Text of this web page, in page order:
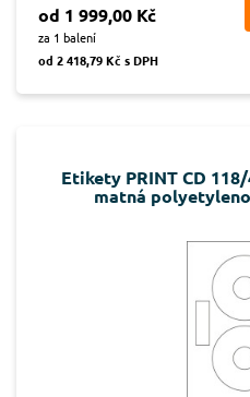
od 1 999,00 Kč
za 1 balení
od 2 418,79 Kč s DPH
Etikety PRINT CD
matná